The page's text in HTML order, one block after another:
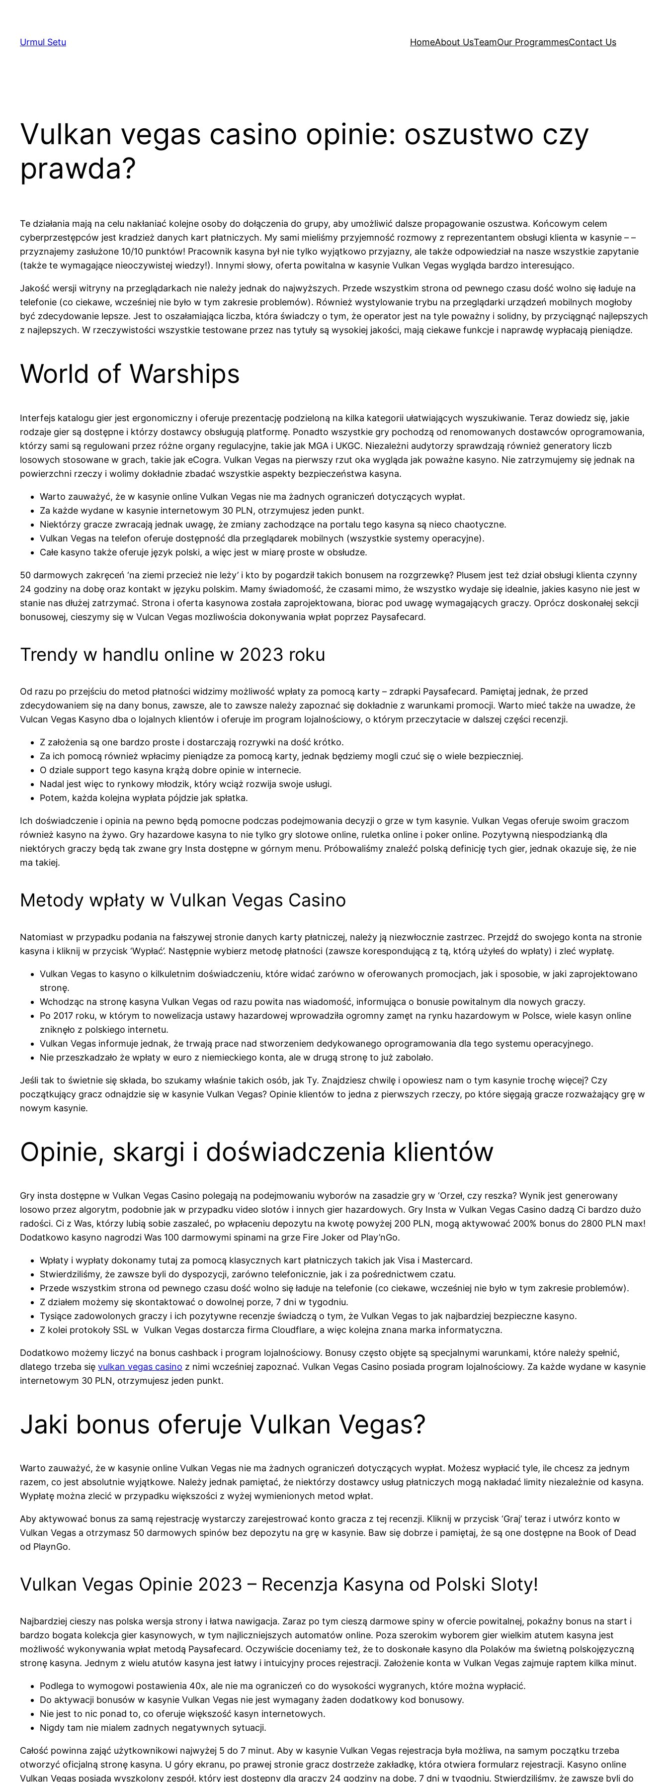
content
Urmul Setu HomeAbout UsTeamOur ProgrammesContact Us
Vulkan vegas casino opinie: oszustwo czy
prawda?
Te działania mają na celu nakłaniać kolejne osoby do dołączenia do grupy, aby umożliwić dalsze propagowanie oszustwa. Końcowym celem
cyberprzestępców jest kradzież danych kart płatniczych. My sami mieliśmy przyjemność rozmowy z reprezentantem obsługi klienta w kasynie – –
przyznajemy zasłużone 10/10 punktów! Pracownik kasyna był nie tylko wyjątkowo przyjazny, ale także odpowiedział na nasze wszystkie zapytanie
(także te wymagające nieoczywistej wiedzy!). Innymi słowy, oferta powitalna w kasynie Vulkan Vegas wygląda bardzo interesująco.
Jakość wersji witryny na przeglądarkach nie należy jednak do najwyższych. Przede wszystkim strona od pewnego czasu dość wolno się ładuje na
telefonie (co ciekawe, wcześniej nie było w tym zakresie problemów). Również wystylowanie trybu na przeglądarki urządzeń mobilnych mogłoby
być zdecydowanie lepsze. Jest to oszałamiająca liczba, która świadczy o tym, że operator jest na tyle poważny i solidny, by przyciągnąć najlepszych
z najlepszych. W rzeczywistości wszystkie testowane przez nas tytuły są wysokiej jakości, mają ciekawe funkcje i naprawdę wypłacają pieniądze.
World of Warships
Interfejs katalogu gier jest ergonomiczny i oferuje prezentację podzieloną na kilka kategorii ułatwiających wyszukiwanie. Teraz dowiedz się, jakie
rodzaje gier są dostępne i którzy dostawcy obsługują platformę. Ponadto wszystkie gry pochodzą od renomowanych dostawców oprogramowania,
którzy sami są regulowani przez różne organy regulacyjne, takie jak MGA i UKGC. Niezależni audytorzy sprawdzają również generatory liczb
losowych stosowane w grach, takie jak eCogra. Vulkan Vegas na pierwszy rzut oka wygląda jak poważne kasyno. Nie zatrzymujemy się jednak na
powierzchni rzeczy i wolimy dokładnie zbadać wszystkie aspekty bezpieczeństwa kasyna.
Warto zauważyć, że w kasynie online Vulkan Vegas nie ma żadnych ograniczeń dotyczących wypłat.
Za każde wydane w kasynie internetowym 30 PLN, otrzymujesz jeden punkt.
Niektórzy gracze zwracają jednak uwagę, że zmiany zachodzące na portalu tego kasyna są nieco chaotyczne.
Vulkan Vegas na telefon oferuje dostępność dla przeglądarek mobilnych (wszystkie systemy operacyjne).
Całe kasyno także oferuje język polski, a więc jest w miarę proste w obsłudze.
50 darmowych zakręceń ‘na ziemi przecież nie leży’ i kto by pogardził takich bonusem na rozgrzewkę? Plusem jest też dział obsługi klienta czynny
24 godziny na dobę oraz kontakt w języku polskim. Mamy świadomość, że czasami mimo, że wszystko wydaje się idealnie, jakies kasyno nie jest w
stanie nas dłużej zatrzymać. Strona i oferta kasynowa została zaprojektowana, biorac pod uwagę wymagających graczy. Oprócz doskonałej sekcji
bonusowej, cieszymy się w Vulcan Vegas mozliwościa dokonywania wpłat poprzez Paysafecard.
Trendy w handlu online w 2023 roku
Od razu po przejściu do metod płatności widzimy możliwość wpłaty za pomocą karty – zdrapki Paysafecard. Pamiętaj jednak, że przed
zdecydowaniem się na dany bonus, zawsze, ale to zawsze należy zapoznać się dokładnie z warunkami promocji. Warto mieć także na uwadze, że
Vulcan Vegas Kasyno dba o lojalnych klientów i oferuje im program lojalnościowy, o którym przeczytacie w dalszej części recenzji.
Z założenia są one bardzo proste i dostarczają rozrywki na dość krótko.
Za ich pomocą również wpłacimy pieniądze za pomocą karty, jednak będziemy mogli czuć się o wiele bezpieczniej.
O dziale support tego kasyna krążą dobre opinie w internecie.
Nadal jest więc to rynkowy młodzik, który wciąż rozwija swoje usługi.
Potem, każda kolejna wypłata pójdzie jak spłatka.
Ich doświadczenie i opinia na pewno będą pomocne podczas podejmowania decyzji o grze w tym kasynie. Vulkan Vegas oferuje swoim graczom
również kasyno na żywo. Gry hazardowe kasyna to nie tylko gry slotowe online, ruletka online i poker online. Pozytywną niespodzianką dla
niektórych graczy będą tak zwane gry Insta dostępne w górnym menu. Próbowaliśmy znaleźć polską definicję tych gier, jednak okazuje się, że nie
ma takiej.
Metody wpłaty w Vulkan Vegas Casino
Natomiast w przypadku podania na fałszywej stronie danych karty płatniczej, należy ją niezwłocznie zastrzec. Przejdź do swojego konta na stronie
kasyna i kliknij w przycisk ‘Wypłać’. Następnie wybierz metodę płatności (zawsze korespondującą z tą, którą użyłeś do wpłaty) i zleć wypłatę.
Vulkan Vegas to kasyno o kilkuletnim doświadczeniu, które widać zarówno w oferowanych promocjach, jak i sposobie, w jaki zaprojektowano
stronę.
Wchodząc na stronę kasyna Vulkan Vegas od razu powita nas wiadomość, informująca o bonusie powitalnym dla nowych graczy.
Po 2017 roku, w którym to nowelizacja ustawy hazardowej wprowadziła ogromny zamęt na rynku hazardowym w Polsce, wiele kasyn online
zniknęło z polskiego internetu.
Vulkan Vegas informuje jednak, że trwają prace nad stworzeniem dedykowanego oprogramowania dla tego systemu operacyjnego.
Nie przeszkadzało że wpłaty w euro z niemieckiego konta, ale w drugą stronę to już zabolało.
Jeśli tak to świetnie się składa, bo szukamy właśnie takich osób, jak Ty. Znajdziesz chwilę i opowiesz nam o tym kasynie trochę więcej? Czy
początkujący gracz odnajdzie się w kasynie Vulkan Vegas? Opinie klientów to jedna z pierwszych rzeczy, po które sięgają gracze rozważający grę w
nowym kasynie.
Opinie, skargi i doświadczenia klientów
Gry insta dostępne w Vulkan Vegas Casino polegają na podejmowaniu wyborów na zasadzie gry w ‘Orzeł, czy reszka? Wynik jest generowany
losowo przez algorytm, podobnie jak w przypadku video slotów i innych gier hazardowych. Gry Insta w Vulkan Vegas Casino dadzą Ci bardzo dużo
radości. Ci z Was, którzy lubią sobie zaszaleć, po wpłaceniu depozytu na kwotę powyżej 200 PLN, mogą aktywować 200% bonus do 2800 PLN max!
Dodatkowo kasyno nagrodzi Was 100 darmowymi spinami na grze Fire Joker od Play’nGo.
Wpłaty i wypłaty dokonamy tutaj za pomocą klasycznych kart płatniczych takich jak Visa i Mastercard.
Stwierdziliśmy, że zawsze byli do dyspozycji, zarówno telefonicznie, jak i za pośrednictwem czatu.
Przede wszystkim strona od pewnego czasu dość wolno się ładuje na telefonie (co ciekawe, wcześniej nie było w tym zakresie problemów).
Z działem możemy się skontaktować o dowolnej porze, 7 dni w tygodniu.
Tysiące zadowolonych graczy i ich pozytywne recenzje świadczą o tym, że Vulkan Vegas to jak najbardziej bezpieczne kasyno.
Z kolei protokoły SSL w Vulkan Vegas dostarcza firma Cloudflare, a więc kolejna znana marka informatyczna.
Dodatkowo możemy liczyć na bonus cashback i program lojalnościowy. Bonusy często objęte są specjalnymi warunkami, które należy spełnić,
dlatego trzeba się vulkan vegas casino z nimi wcześniej zapoznać. Vulkan Vegas Casino posiada program lojalnościowy. Za każde wydane w kasynie
internetowym 30 PLN, otrzymujesz jeden punkt.
Jaki bonus oferuje Vulkan Vegas?
Warto zauważyć, że w kasynie online Vulkan Vegas nie ma żadnych ograniczeń dotyczących wypłat. Możesz wypłacić tyle, ile chcesz za jednym
razem, co jest absolutnie wyjątkowe. Należy jednak pamiętać, że niektórzy dostawcy usług płatniczych mogą nakładać limity niezależnie od kasyna.
Wypłatę można zlecić w przypadku większości z wyżej wymienionych metod wpłat.
Aby aktywować bonus za samą rejestrację wystarczy zarejestrować konto gracza z tej recenzji. Kliknij w przycisk ‘Graj’ teraz i utwórz konto w
Vulkan Vegas a otrzymasz 50 darmowych spinów bez depozytu na grę w kasynie. Baw się dobrze i pamiętaj, że są one dostępne na Book of Dead
od PlaynGo.
Vulkan Vegas Opinie 2023 – Recenzja Kasyna od Polski Sloty!
Najbardziej cieszy nas polska wersja strony i łatwa nawigacja. Zaraz po tym cieszą darmowe spiny w ofercie powitalnej, pokaźny bonus na start i
bardzo bogata kolekcja gier kasynowych, w tym najliczniejszych automatów online. Poza szerokim wyborem gier wielkim atutem kasyna jest
możliwość wykonywania wpłat metodą Paysafecard. Oczywiście doceniamy też, że to doskonałe kasyno dla Polaków ma świetną polskojęzyczną
stronę kasyna. Jednym z wielu atutów kasyna jest łatwy i intuicyjny proces rejestracji. Założenie konta w Vulkan Vegas zajmuje raptem kilka minut.
Podlega to wymogowi postawienia 40x, ale nie ma ograniczeń co do wysokości wygranych, które można wypłacić.
Do aktywacji bonusów w kasynie Vulkan Vegas nie jest wymagany żaden dodatkowy kod bonusowy.
Nie jest to nic ponad to, co oferuje większość kasyn internetowych.
Nigdy tam nie mialem zadnych negatywnych sytuacji.
Całość powinna zająć użytkownikowi najwyżej 5 do 7 minut. Aby w kasynie Vulkan Vegas rejestracja była możliwa, na samym początku trzeba
otworzyć oficjalną stronę kasyna. U góry ekranu, po prawej stronie gracz dostrzeże zakładkę, która otwiera formularz rejestracji. Kasyno online
Vulkan Vegas posiada wyszkolony zespół, który jest dostępny dla graczy 24 godziny na dobę, 7 dni w tygodniu. Stwierdziliśmy, że zawsze byli do